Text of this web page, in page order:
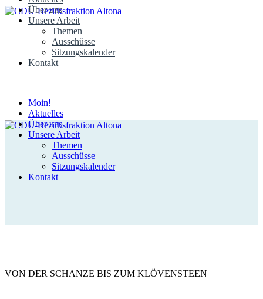
Über uns
Unsere Arbeit
Themen
Ausschüsse
Sitzungskalender
Kontakt
Moin!
Aktuelles
Über uns
Unsere Arbeit
Themen
Ausschüsse
Sitzungskalender
Kontakt
VON DER SCHANZE BIS ZUM KLÖVENSTEEN